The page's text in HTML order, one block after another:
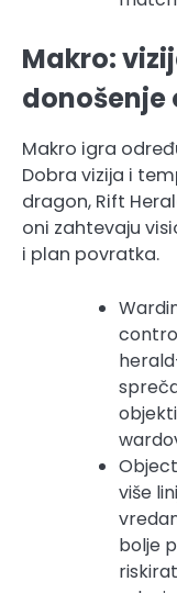
Makro:
donošenje
Makro igra
Dobra vizija i
dragon, Rift
oni zahtevaju
i plan povratka.
više
bolje